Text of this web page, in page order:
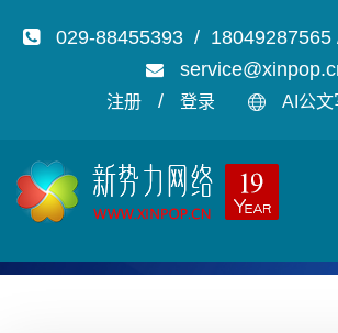
029-88455393 / 18049287565
注册 / 登录 AI公文